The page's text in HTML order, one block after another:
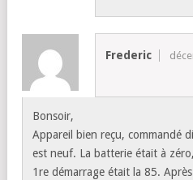
Frederic
Bonsoir,
Appareil bien reçu, commandé
est neuf. La batterie était à
1re démarrage était la 85.